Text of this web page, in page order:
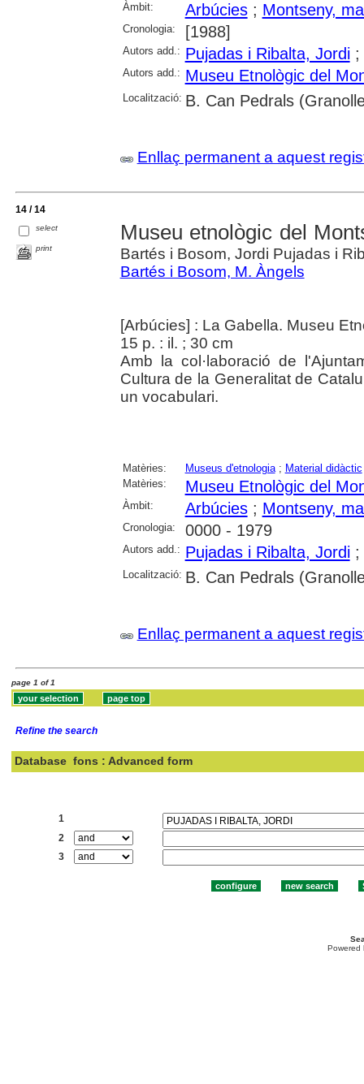
Àmbit: Arbúcies; Montseny,
Cronologia: [1988]
Autors add.: Pujadas i Ribalta, Jordi;
Autors add.: Museu Etnològic del
Localització: B. Can Pedrals
Enllaç permanent a aquest
14 / 14
select
print
Museu etnològic del
Bartés i Bosom, Jordi Pujadas i
Bartés i Bosom, M. Àngels
[Arbúcies] : La Gabella. Museu
15 p. : il. ; 30 cm
Amb la col·laboració de
Cultura de la Generalitat de
un vocabulari.
Matèries: Museus d'etnologia; Material didàctic
Matèries:
Museu Etnològic del
Àmbit: Arbúcies; Montseny,
Cronologia: 0000 - 1979
Autors add.: Pujadas i Ribalta, Jordi;
Localització: B. Can Pedrals
Enllaç permanent a aquest
page 1 of 1
Refine the search
Database fons : Advanced form
1
2
3
Powered